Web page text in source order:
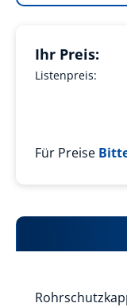
Listenpreis:
Ihr Preis:
Für Preise